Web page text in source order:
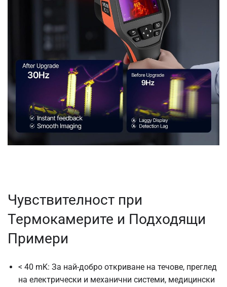
Чувствителност при
Термокамерите и Подходящи
Примери
< 40 mK: За най-добро откриване на течове, преглед
на електрически и механични системи, медицински